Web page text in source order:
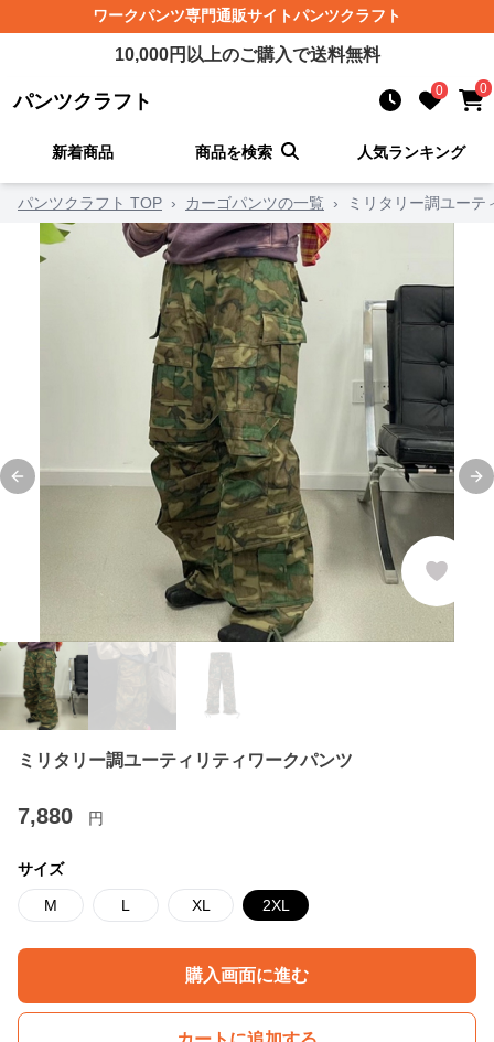
ワークパンツ専門通販サイトパンツクラフト
10,000円以上のご購入で送料無料
パンツクラフト 0 0
新着商品 商品を検索 人気ランキング
パンツクラフト TOP › カーゴパンツの一覧 › ミリタリー調ユーテ
Previous slide
ミリタリー調ユーティリティワークパンツ
7,880 円
サイズ
M L XL 2XL
購入画面に進む